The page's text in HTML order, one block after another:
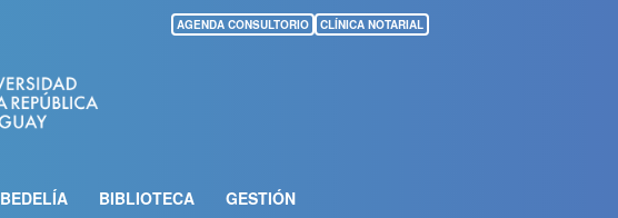
AGENDA CONSULTORIO CLÍNICA NOTARIAL
BEDELÍA BIBLIOTECA GESTIÓN